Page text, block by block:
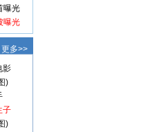
曝光
曝光
更多>>
影
)
子
)